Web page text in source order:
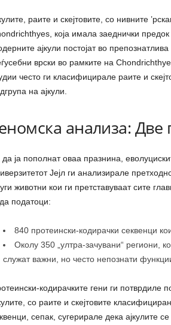
раите и скејтовите, со нивните
која имала заеднички
ајкули постојат во
врски во рамките на
често ги класифицирале раите и
на ајкули.
анализа: Две
да ја пополнат оваа празнина,
Јејл ги анализирале
животни кои ги претставуваат сите
податоци:
840 протеински-кодирачки секвенци
Околу 350 „ултра-зачувани“ региони,
служат важни, но често непознати
кодирачките гени ги потврдиле
со раите и скејтовите
сепак, сугерирале дека ајкулите